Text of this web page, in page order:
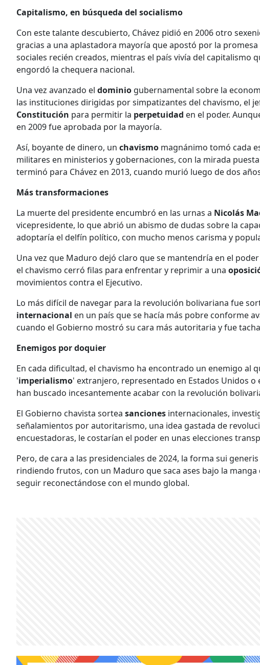
Capitalismo, en búsqueda del socialismo
Con este talante descubierto, Chávez pidió en 2006 otro
gracias a una aplastadora mayoría que apostó por la
sociales recién creados, mientras el país vivía del capitalismo
engordó la chequera nacional.
Una vez avanzado el dominio gubernamental sobre la
las instituciones dirigidas por simpatizantes del chavismo, el
Constitución para permitir la perpetuidad en el poder.
en 2009 fue aprobada por la mayoría.
Así, boyante de dinero, un chavismo magnánimo tomó cada
militares en ministerios y gobernaciones, con la mirada
terminó para Chávez en 2013, cuando murió luego de dos
Más transformaciones
La muerte del presidente encumbró en las urnas a Nicolás
vicepresidente, lo que abrió un abismo de dudas sobre la
adoptaría el delfín político, con mucho menos carisma y
Una vez que Maduro dejó claro que se mantendría en el
el chavismo cerró filas para enfrentar y reprimir a una
movimientos contra el Ejecutivo.
Lo más difícil de navegar para la revolución bolivariana fue
internacional en un país que se hacía más pobre conforme
cuando el Gobierno mostró su cara más autoritaria y fue
Enemigos por doquier
En cada dificultad, el chavismo ha encontrado un enemigo al
'imperialismo' extranjero, representado en Estados Unidos o
han buscado incesantemente acabar con la revolución
El Gobierno chavista sortea sanciones internacionales,
señalamientos por autoritarismo, una idea gastada de
encuestadoras, le costarían el poder en unas elecciones
Pero, de cara a las presidenciales de 2024, la forma sui
rindiendo frutos, con un Maduro que saca ases bajo la
seguir reconectándose con el mundo global.